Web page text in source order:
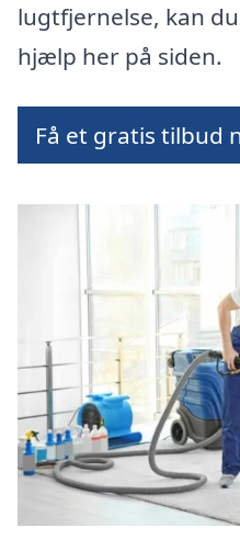
lugtfjernelse, kan
hjælp her på siden.
Få et gratis tilbud